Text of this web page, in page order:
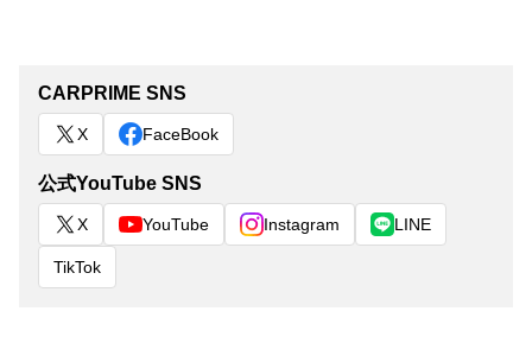
CARPRIME SNS
X FaceBook
公式YouTube SNS
X YouTube Instagram LINE
TikTok